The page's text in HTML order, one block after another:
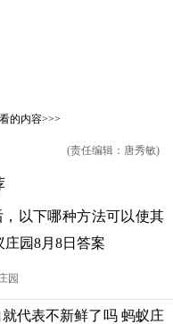
的内容>>>
(责任编辑：唐秀敏)
，以下哪种方法可以使其
庄园8月8日答案
园
代表不新鲜了吗 蚂蚁庄